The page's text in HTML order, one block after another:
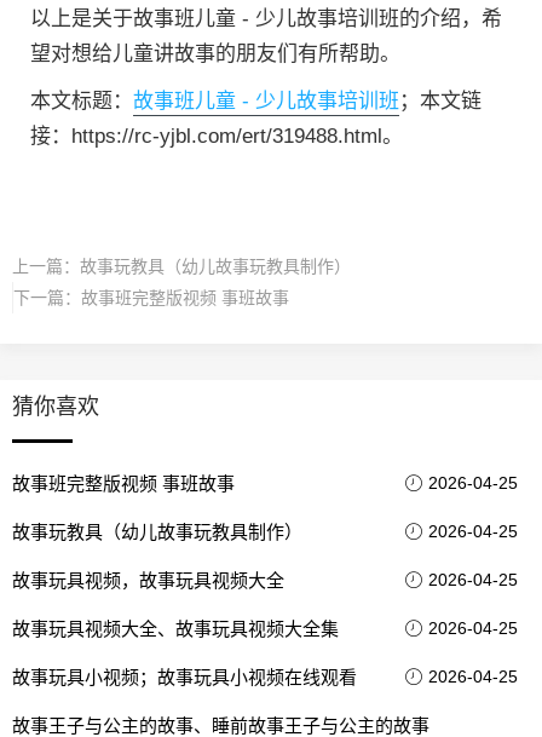
以上是关于故事班儿童 - 少儿故事培训班的介绍，希
望对想给儿童讲故事的朋友们有所帮助。
本文标题： 故事班儿童 - 少儿故事培训班 ；本文链
接：https://rc-yjbl.com/ert/319488.html。
上一篇： 故事玩教具（幼儿故事玩教具制作）
下一篇： 故事班完整版视频 事班故事
猜你喜欢
故事班完整版视频 事班故事 2026-04-25
故事玩教具（幼儿故事玩教具制作） 2026-04-25
故事玩具视频，故事玩具视频大全 2026-04-25
故事玩具视频大全、故事玩具视频大全集 2026-04-25
故事玩具小视频；故事玩具小视频在线观看 2026-04-25
故事王子与公主的故事、睡前故事王子与公主的故事